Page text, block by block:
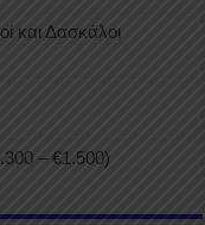
και Δασκάλοι
– €1.500)